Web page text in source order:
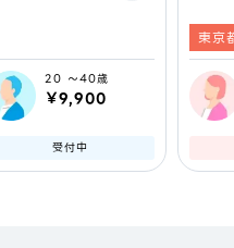
20 ～40歳
￥9,900
受付中
東京